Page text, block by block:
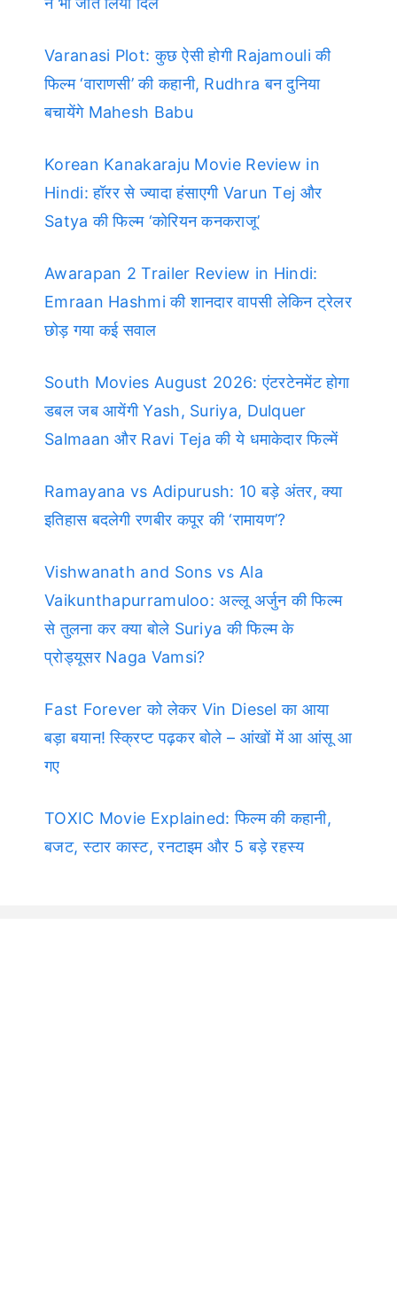
Varanasi Plot: कुछ ऐसी होगी Rajamouli की
फिल्म ‘वाराणसी’ की कहानी, Rudhra बन दुनिया
बचायेंगे Mahesh Babu
Korean Kanakaraju Movie Review in
Hindi: हॉरर से ज्यादा हंसाएगी Varun Tej और
Satya की फिल्म ‘कोरियन कनकराजू’
Awarapan 2 Trailer Review in Hindi:
Emraan Hashmi की शानदार वापसी लेकिन ट्रेलर
छोड़ गया कई सवाल
South Movies August 2026: एंटरटेनमेंट होगा
डबल जब आयेंगी Yash, Suriya, Dulquer
Salmaan और Ravi Teja की ये धमाकेदार फिल्में
Ramayana vs Adipurush: 10 बड़े अंतर, क्या
इतिहास बदलेगी रणबीर कपूर की ‘रामायण’?
Vishwanath and Sons vs Ala
Vaikunthapurramuloo: अल्लू अर्जुन की फिल्म
से तुलना कर क्या बोले Suriya की फिल्म के
प्रोड्यूसर Naga Vamsi?
Fast Forever को लेकर Vin Diesel का आया
बड़ा बयान! स्क्रिप्ट पढ़कर बोले – आंखों में आ आंसू आ
गए
TOXIC Movie Explained: फिल्म की कहानी,
बजट, स्टार कास्ट, रनटाइम और 5 बड़े रहस्य